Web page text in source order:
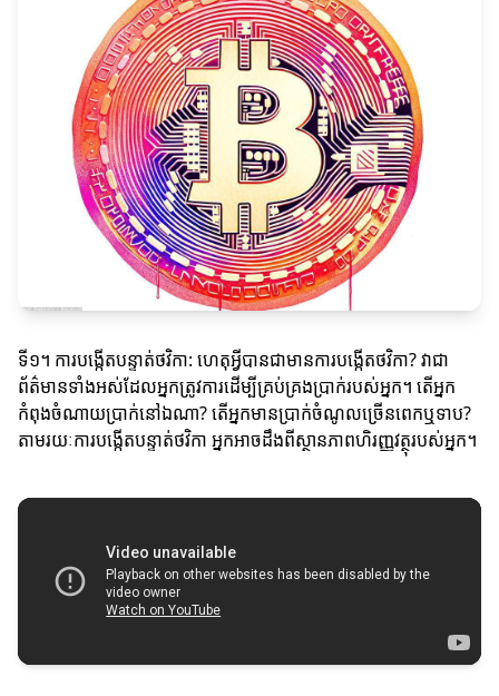
ទី១។ ការបង្កើតបន្ទាត់ថវិកា: ហេតុអ្វីបានជា​មានការបង្កើតថវិកា? វាជា
ព័ត៌មានទាំងអស់ដែលអ្នកត្រូវការដើម្បីគ្រប់គ្រងប្រាក់របស់អ្នក។ តើអ្នក
កំពុងចំណាយប្រាក់នៅឯណា? តើអ្នកមានប្រាក់ចំណូលច្រើនពេកឬទាប?
តាមរយៈការបង្កើតបន្ទាត់ថវិកា អ្នកអាចដឹងពីស្ថានភាពហិរញ្ញវត្ថុរបស់អ្នក។